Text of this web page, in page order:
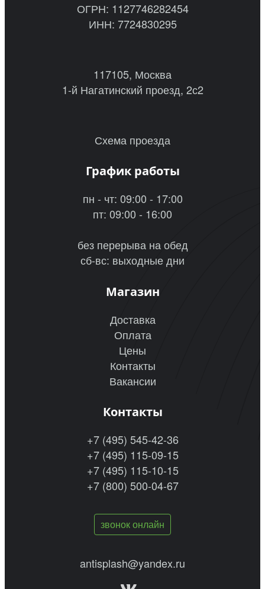
ОГРН: 1127746282454
ИНН: 7724830295
117105, Москва
1-й Нагатинский проезд, 2с2
Схема проезда
График работы
пн - чт: 09:00 - 17:00
пт: 09:00 - 16:00
без перерыва на обед
сб-вс: выходные дни
Магазин
Доставка
Оплата
Цены
Контакты
Вакансии
Контакты
+7 (495) 545-42-36
+7 (495) 115-09-15
+7 (495) 115-10-15
+7 (800) 500-04-67
звонок онлайн
antisplash@yandex.ru